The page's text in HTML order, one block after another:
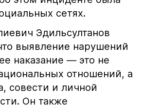
сетях.
Эдильсултанов
выявление нарушений
наказание — это не
отношений, а
совести и личной
Он также